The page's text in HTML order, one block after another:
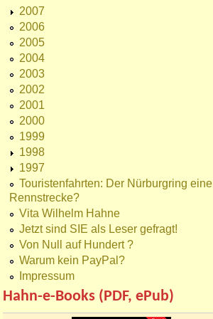
2007
2006
2005
2004
2003
2002
2001
2000
1999
1998
1997
Touristenfahrten: Der Nürburgring eine
Rennstrecke?
Vita Wilhelm Hahne
Jetzt sind SIE als Leser gefragt!
Von Null auf Hundert ?
Warum kein PayPal?
Impressum
Hahn-e-Books (PDF, ePub)